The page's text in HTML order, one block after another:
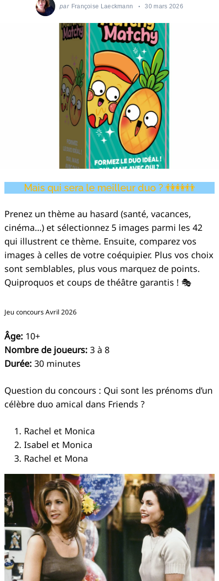
par Françoise Laeckmann 30 mars 2026
Mais qui sera le meilleur duo ? 👫👭👬
Prenez un thème au hasard (santé, vacances,
cinéma…) et sélectionnez 5 images parmi les 42
qui illustrent ce thème. Ensuite, comparez vos
images à celles de votre coéquipier. Plus vos choix
sont semblables, plus vous marquez de points.
Quiproquos et coups de théâtre garantis ! 🎭
Jeu concours Avril 2026
Âge: 10+
Nombre de joueurs: 3 à 8
Durée: 30 minutes
Question du concours : Qui sont les prénoms d’un
célèbre duo amical dans Friends ?
Rachel et Monica
Isabel et Monica
Rachel et Mona